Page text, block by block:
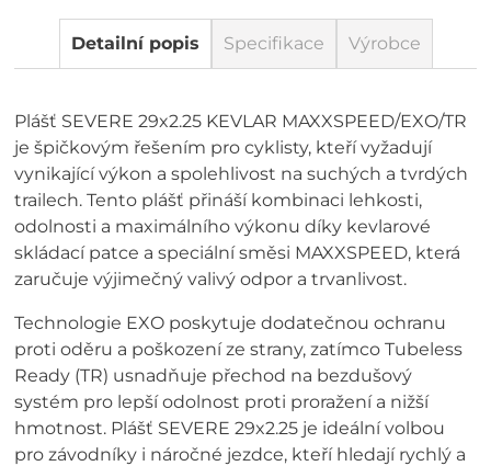
Detailní popis Specifikace Výrobce
Plášť SEVERE 29x2.25 KEVLAR MAXXSPEED/EXO/TR
je špičkovým řešením pro cyklisty, kteří vyžadují
vynikající výkon a spolehlivost na suchých a tvrdých
trailech. Tento plášť přináší kombinaci lehkosti,
odolnosti a maximálního výkonu díky kevlarové
skládací patce a speciální směsi MAXXSPEED, která
zaručuje výjimečný valivý odpor a trvanlivost.
Technologie EXO poskytuje dodatečnou ochranu
proti oděru a poškození ze strany, zatímco Tubeless
Ready (TR) usnadňuje přechod na bezdušový
systém pro lepší odolnost proti proražení a nižší
hmotnost. Plášť SEVERE 29x2.25 je ideální volbou
pro závodníky i náročné jezdce, kteří hledají rychlý a